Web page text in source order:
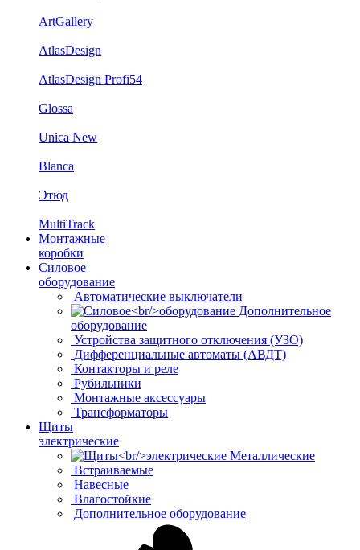
ArtGallery
AtlasDesign
AtlasDesign Profi54
Glossa
Unica New
Blanca
Этюд
MultiTrack
Монтажные
коробки
Силовое
оборудование
Автоматические выключатели
Дополнительное
оборудование
Устройства защитного отключения (УЗО)
Дифференциальные автоматы (АВДТ)
Контакторы и реле
Рубильники
Монтажные аксессуары
Трансформаторы
Щиты
электрические
Металлические
Встраиваемые
Навесные
Влагостойкие
Дополнительное оборудование